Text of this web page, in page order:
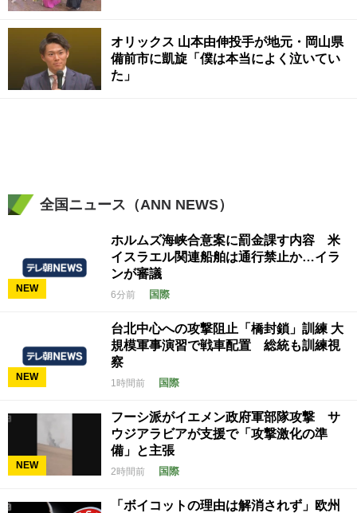
オリックス 山本由伸投手が地元・岡山県
備前市に凱旋「僕は本当によく泣いてい
た」
全国ニュース（ANN NEWS）
NEW
ホルムズ海峡合意案に罰金課す内容 米
イスラエル関連船舶は通行禁止か…イラ
ンが審議
6分前 国際
NEW
台北中心への攻撃阻止「橋封鎖」訓練 大
規模軍事演習で戦車配置 総統も訓練視
察
1時間前 国際
NEW
フーシ派がイエメン政府軍部隊攻撃 サ
ウジアラビアが支援で「攻撃激化の準
備」と主張
2時間前 国際
「ボイコットの理由は解消されず」欧州